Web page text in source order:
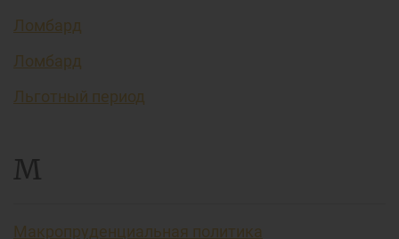
Ломбард
Ломбард
Льготный период
М
Макропруденциальная политика